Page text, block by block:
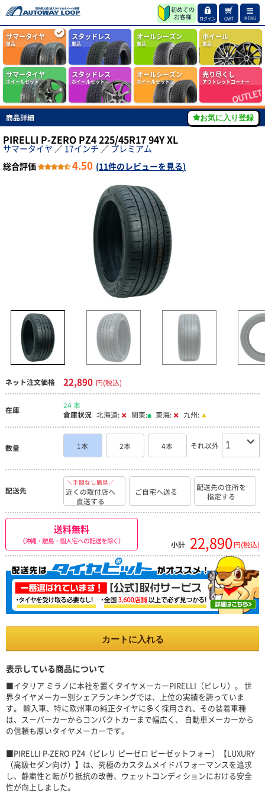
ログイン CART MENU
サマータイヤ
単品
スタッドレス
単品
オールシーズン
単品
ホイール
単品
サマータイヤ
ホイールセット
スタッドレス
ホイールセット
オールシーズン
ホイールセット
売り尽くし
アウトレットコーナー
商品詳細 お気に入り登録
PIRELLI P-ZERO PZ4 225/45R17 94Y XL
サマータイヤ ／ 17インチ ／ プレミアム
総合評価
4.50 (11件のレビューを見る)
ネット注文価格 22,890 円(税込)
在庫
24 本
倉庫状況 北海道: 関東: 東海: 九州:
数量 1本 2本 4本 それ以外
配送先
＼手間なし簡単／
近くの取付店へ
直送する
ご自宅へ送る
配送先の住所を
指定する
送料無料
（沖縄・離島・個人宅への配送を除く） 小計 22,890 円(税込)
カートに入れる
表示している商品について
■イタリア ミラノに本社を置くタイヤメーカーPIRELLI（ピレリ）。 世
界タイヤメーカー別シェアランキングでは、上位の実績を誇っていま
す。 輸入車、特に欧州車の純正タイヤに多く採用され、その装着車種
は、スーパーカーからコンパクトカーまで幅広く、 自動車メーカーから
の信頼も厚いタイヤメーカーです。
■PIRELLI P-ZERO PZ4（ピレリ ピーゼロ ピーゼットフォー）【LUXURY
（高級セダン向け）】は、究極のカスタムメイドパフォーマンスを追求
し、静粛性と転がり抵抗の改善、ウェットコンディションにおける安全
性が向上しました。